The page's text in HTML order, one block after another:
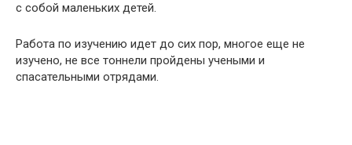
с собой маленьких детей.
Работа по изучению идет до сих пор, многое еще не
изучено, не все тоннели пройдены учеными и
спасательными отрядами.